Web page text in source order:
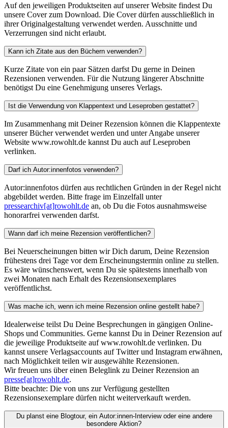
Auf den jeweiligen Produktseiten auf unserer Website findest Du
unsere Cover zum Download. Die Cover dürfen ausschließlich in
ihrer Originalgestaltung verwendet werden. Ausschnitte und
Verzerrungen sind nicht erlaubt.
Kann ich Zitate aus den Büchern verwenden?
Kurze Zitate von ein paar Sätzen darfst Du gerne in Deinen
Rezensionen verwenden. Für die Nutzung längerer Abschnitte
benötigst Du eine Genehmigung unseres Verlags.
Ist die Verwendung von Klappentext und Leseproben gestattet?
Im Zusammenhang mit Deiner Rezension können die Klappentexte
unserer Bücher verwendet werden und unter Angabe unserer
Website www.rowohlt.de kannst Du auch auf Leseproben
verlinken.
Darf ich Autor:innenfotos verwenden?
Autor:innenfotos dürfen aus rechtlichen Gründen in der Regel nicht
abgebildet werden. Bitte frage im Einzelfall unter
pressearchiv[at]rowohlt.de an, ob Du die Fotos ausnahmsweise
honorarfrei verwenden darfst.
Wann darf ich meine Rezension veröffentlichen?
Bei Neuerscheinungen bitten wir Dich darum, Deine Rezension
frühestens drei Tage vor dem Erscheinungstermin online zu stellen.
Es wäre wünschenswert, wenn Du sie spätestens innerhalb von
zwei Monaten nach Erhalt des Rezensionsexemplares
veröffentlichst.
Was mache ich, wenn ich meine Rezension online gestellt habe?
Idealerweise teilst Du Deine Besprechungen in gängigen Online-
Shops und Communities. Gerne kannst Du in Deiner Rezension auf
die jeweilige Produktseite auf www.rowohlt.de verlinken. Du
kannst unsere Verlagsaccounts auf Twitter und Instagram erwähnen,
nach Möglichkeit teilen wir ausgewählte Rezensionen.
Wir freuen uns über einen Beleglink zu Deiner Rezension an
presse[at]rowohlt.de.
Bitte beachte: Die von uns zur Verfügung gestellten
Rezensionsexemplare dürfen nicht weiterverkauft werden.
Du planst eine Blogtour, ein Autor:innen-Interview oder eine andere
besondere Aktion?